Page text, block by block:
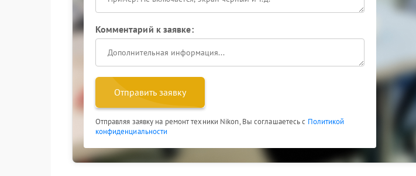
Комментарий к заявке:
Отправить заявку
Отправляя заявку на ремонт техники Nikon, Вы соглашаетесь с Политикой
конфиденциальности